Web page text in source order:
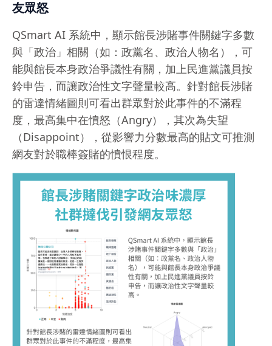
友眾怒
QSmart AI 系統中，顯示館長涉賭事件關鍵字多數
與「政治」相關（如：政黨名、政治人物名），可
能與館長本身政治爭議性有關，加上民進黨議員按
鈴申告，而讓政治性文字聲量較高。針對館長涉賭
的雷達情緒圖則可看出群眾對於此事件的不滿程
度，最高集中在憤怒（Angry），其次為失望
（Disappoint），從影響力分數最高的貼文可推測
網友對於職棒簽賭的憤恨程度。